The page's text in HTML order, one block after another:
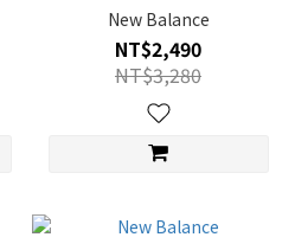
New Balance
NT$2,490
NT$3,280